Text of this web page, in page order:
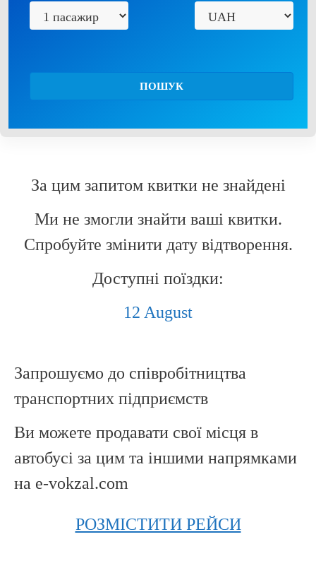
ПОШУК
За цим запитом квитки не знайдені
Ми не змогли знайти ваші квитки.
Спробуйте змінити дату відтворення.
Доступні поїздки:
12 August
Запрошуємо до співробітництва
транспортних підприємств
Ви можете продавати свої місця в
автобусі за цим та іншими напрямками
на e-vokzal.com
РОЗМІСТИТИ РЕЙСИ